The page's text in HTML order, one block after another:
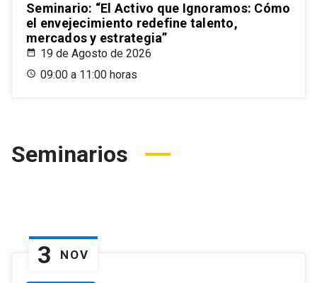
Seminario: “El Activo que Ignoramos: Cómo
el envejecimiento redefine talento,
mercados y estrategia”
19 de Agosto de 2026
09:00 a 11:00 horas
Seminarios
3 NOV